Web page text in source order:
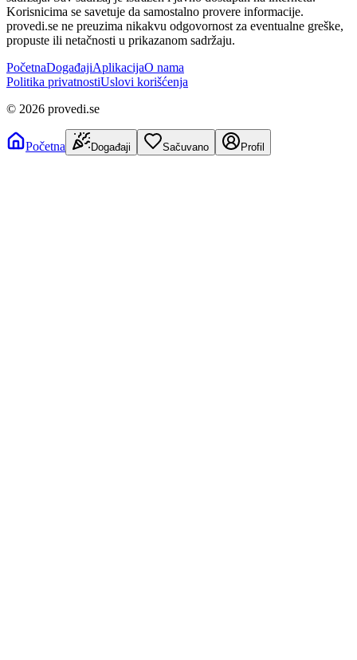
Korisnicima se savetuje da samostalno provere informacije.
provedi.se ne preuzima nikakvu odgovornost za eventualne greške,
propuste ili netačnosti u prikazanom sadržaju.
PočetnaDogađajiAplikacijaO nama
Politika privatnostiUslovi korišćenja
© 2026 provedi.se
Početna Događaji Sačuvano Profil